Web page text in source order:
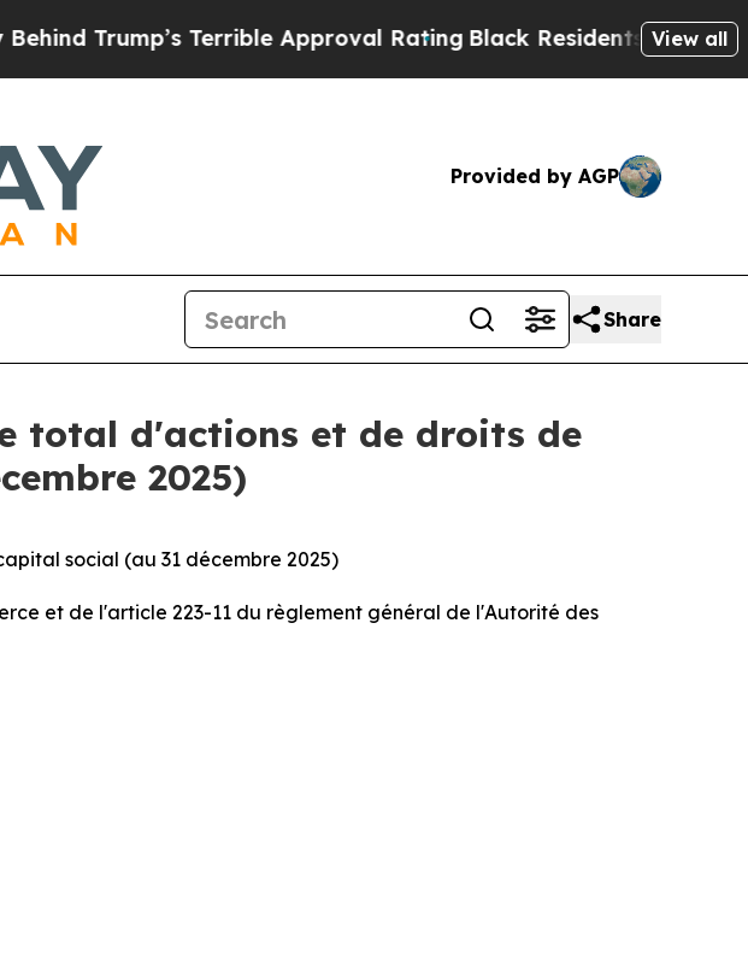
Trump’s Terrible Approval RatingBlack Residents Warned of
View all
Provided by AGP
Share
total d'actions et de droits de
2025)
social (au 31 décembre 2025)
et de l'article 223-11 du règlement général de l'Autorité des